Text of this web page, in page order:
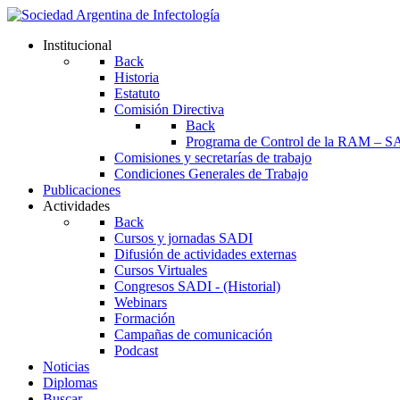
Institucional
Back
Historia
Estatuto
Comisión Directiva
Back
Programa de Control de la RAM –
Comisiones y secretarías de trabajo
Condiciones Generales de Trabajo
Publicaciones
Actividades
Back
Cursos y jornadas SADI
Difusión de actividades externas
Cursos Virtuales
Congresos SADI - (Historial)
Webinars
Formación
Campañas de comunicación
Podcast
Noticias
Diplomas